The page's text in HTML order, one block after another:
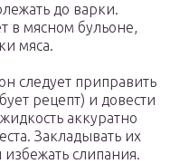
до варки.
в мясном бульоне,
мяса.
следует приправить
рецепт) и довести
аккуратно
Закладывать их
слипания.